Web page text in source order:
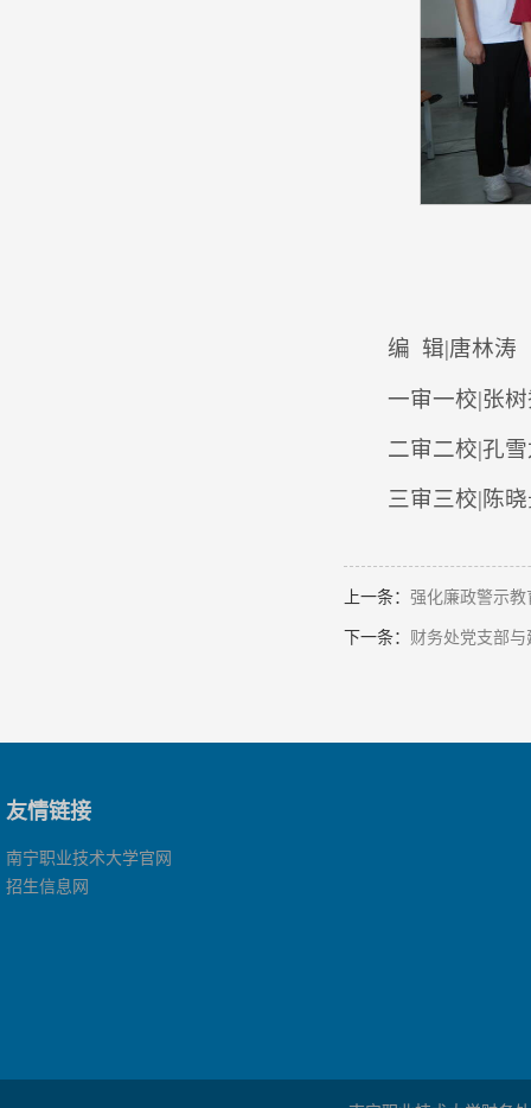
编 辑|唐林涛
一审一校|张
二审二校|孔
三审三校|陈
上一条： 强化廉政警示教
下一条： 财务处党支部
友情链接
南宁职业技术大学官网
招生信息网